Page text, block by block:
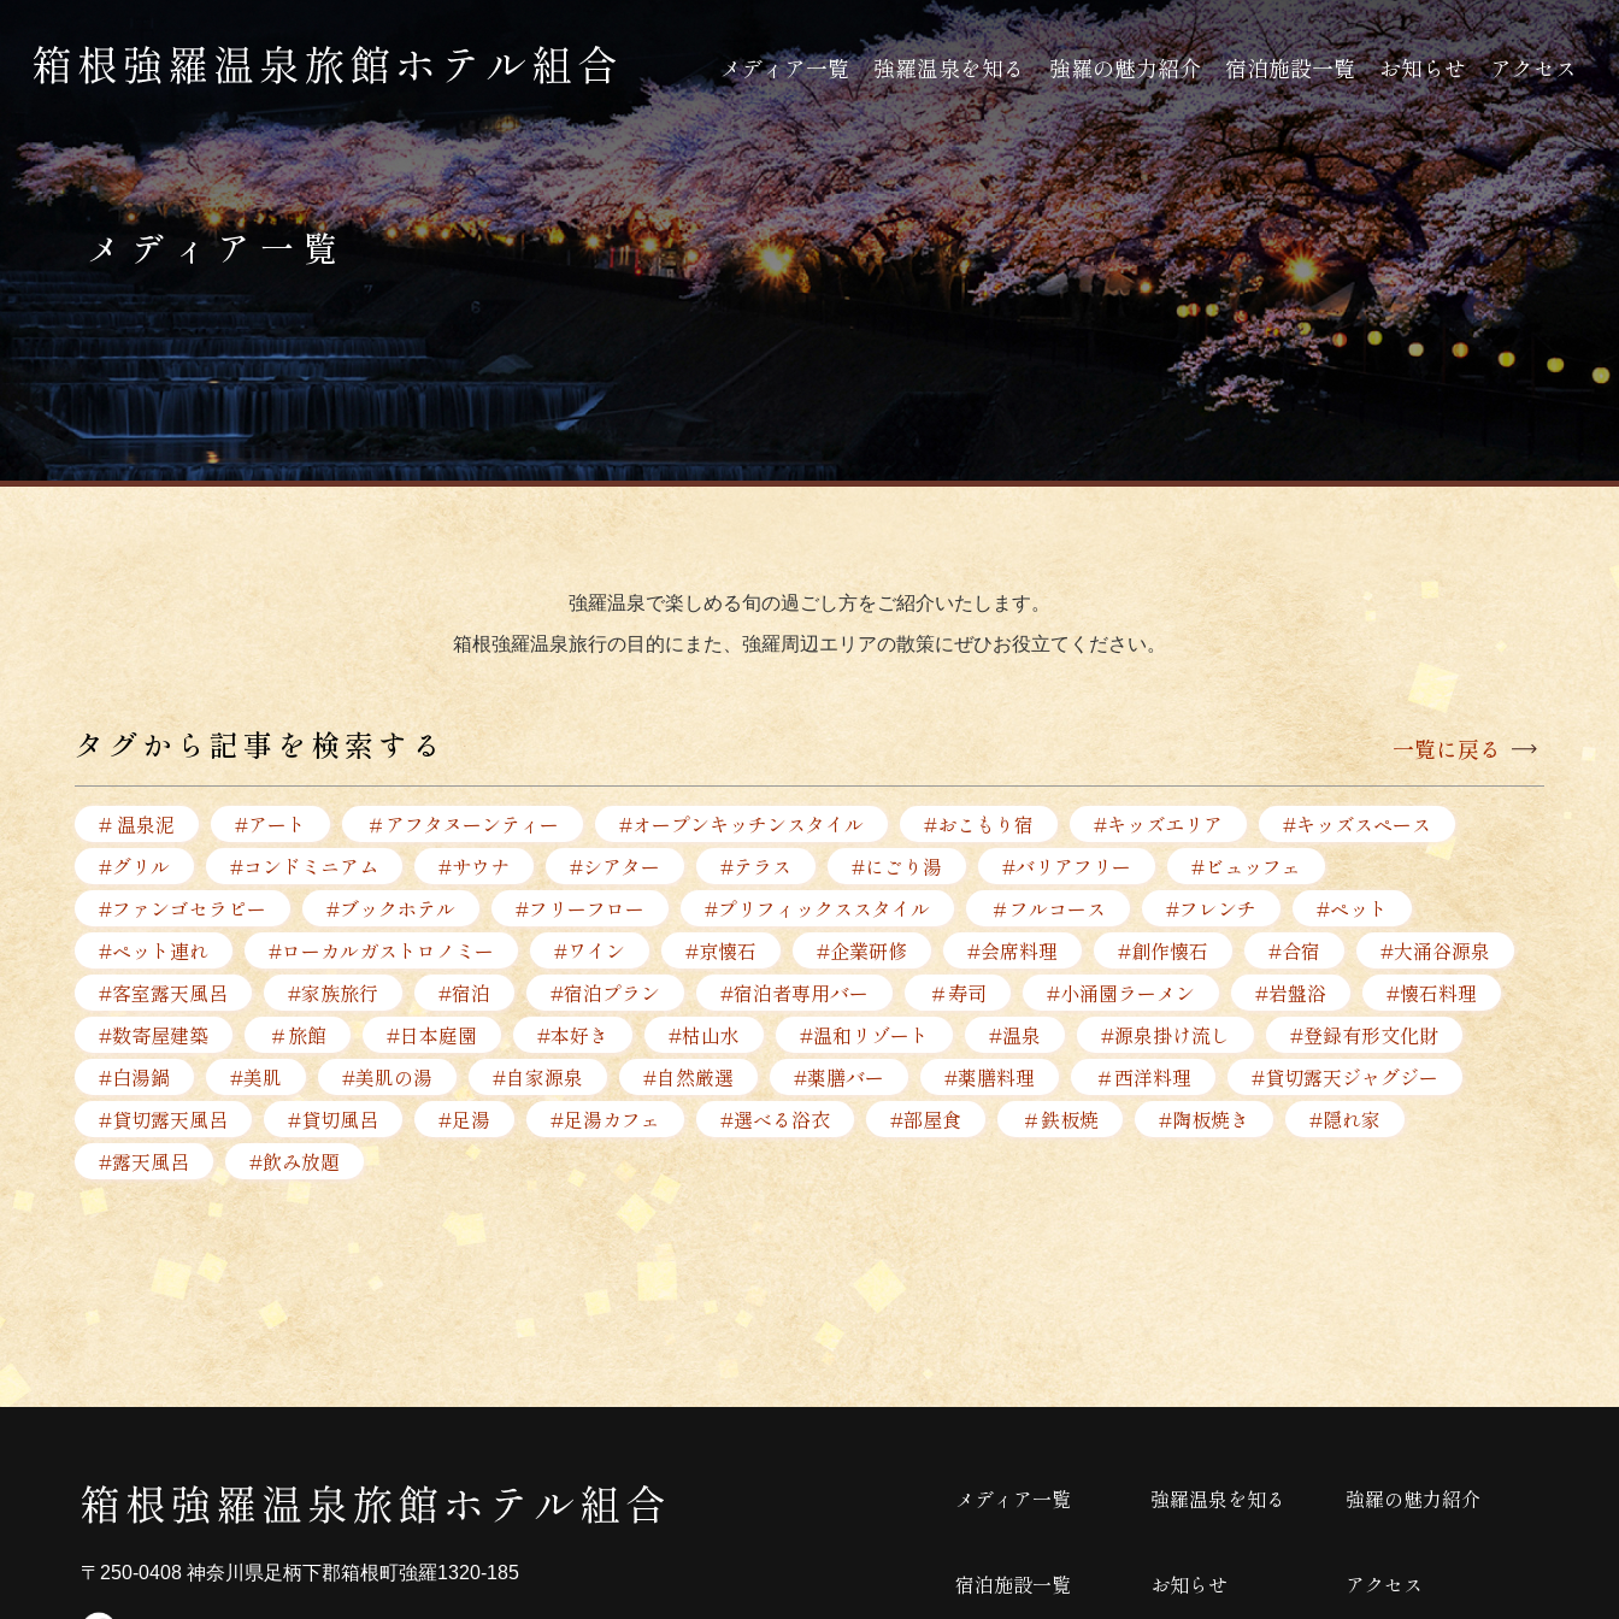
メディア一覧 強羅温泉を知る 強羅の魅力紹介 宿泊施設一覧 お知らせ アクセス
メディア一覧
強羅温泉で楽しめる旬の過ごし方をご紹介いたします。
箱根強羅温泉旅行の目的にまた、強羅周辺エリアの散策にぜひお役立てください。
タグから記事を検索する 一覧に戻る
# 温泉泥 #アート ＃アフタヌーンティー #オープンキッチンスタイル #おこもり宿 #キッズエリア
#キッズスペース
#グリル
#コンドミニアム #サウナ #シアター #テラス #にごり湯 #バリアフリー
#ビュッフェ
#ファンゴセラピー
#ブックホテル #フリーフロー #プリフィックススタイル ＃フルコース #フレンチ
#ペット
#ペット連れ
#ローカルガストロノミー #ワイン #京懐石 #企業研修 #会席料理 #創作懐石 #合宿
#大涌谷源泉
#客室露天風呂
#家族旅行 #宿泊 #宿泊プラン #宿泊者専用バー ＃寿司 #小涌園ラーメン #岩盤浴
#懐石料理
#数寄屋建築
＃旅館 #日本庭園 #本好き #枯山水 #温和リゾート #温泉 #源泉掛け流し
#登録有形文化財
#白湯鍋
#美肌 #美肌の湯 #自家源泉 #自然厳選 #薬膳バー #薬膳料理 ＃西洋料理
#貸切露天ジャグジー
#貸切露天風呂
#貸切風呂 #足湯 #足湯カフェ #選べる浴衣 #部屋食 ＃鉄板焼 #陶板焼き
#隠れ家
#露天風呂
#飲み放題
〒250-0408 神奈川県足柄下郡箱根町強羅1320-185
メディア一覧 強羅温泉を知る 強羅の魅力紹介
宿泊施設一覧 お知らせ アクセス